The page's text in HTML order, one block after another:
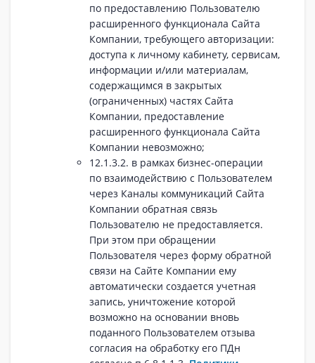
по предоставлению Пользователю
расширенного функционала Сайта
Компании, требующего авторизации:
доступа к личному кабинету, сервисам,
информации и/или материалам,
содержащимся в закрытых
(ограниченных) частях Сайта
Компании, предоставление
расширенного функционала Сайта
Компании невозможно;
12.1.3.2. в рамках бизнес-операции
по взаимодействию с Пользователем
через Каналы коммуникаций Сайта
Компании обратная связь
Пользователю не предоставляется.
При этом при обращении
Пользователя через форму обратной
связи на Сайте Компании ему
автоматически создается учетная
запись, уничтожение которой
возможно на основании вновь
поданного Пользователем отзыва
согласия на обработку его ПДн